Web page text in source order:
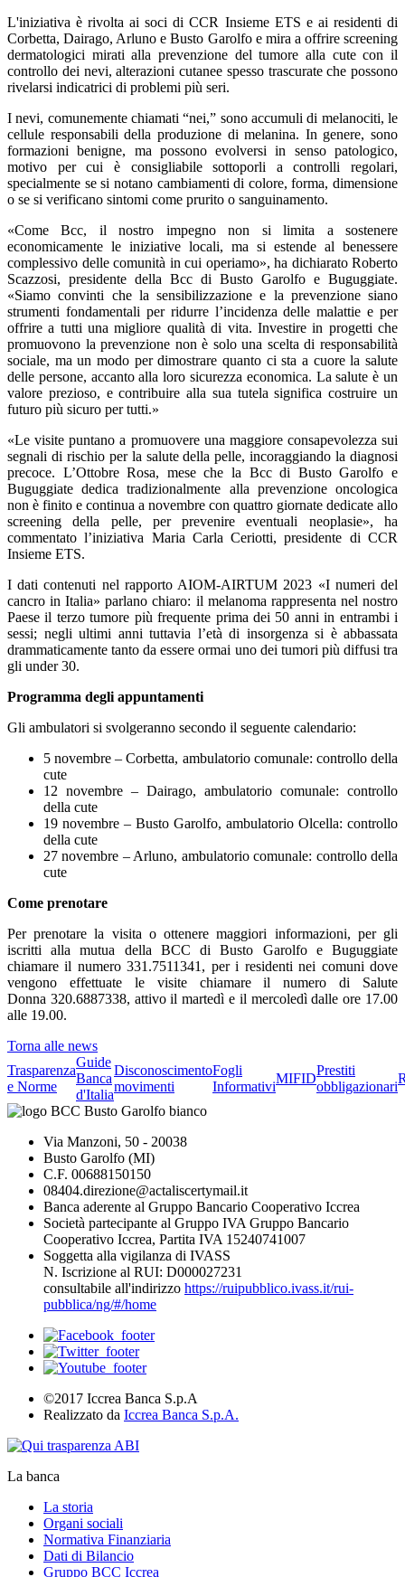
L'iniziativa è rivolta ai soci di CCR Insieme ETS e ai residenti di
Corbetta, Dairago, Arluno e Busto Garolfo e mira a offrire screening
dermatologici mirati alla prevenzione del tumore alla cute con il
controllo dei nevi, alterazioni cutanee spesso trascurate che possono
rivelarsi indicatrici di problemi più seri.
I nevi, comunemente chiamati “nei,” sono accumuli di melanociti, le
cellule responsabili della produzione di melanina. In genere, sono
formazioni benigne, ma possono evolversi in senso patologico,
motivo per cui è consigliabile sottoporli a controlli regolari,
specialmente se si notano cambiamenti di colore, forma, dimensione
o se si verificano sintomi come prurito o sanguinamento.
«Come Bcc, il nostro impegno non si limita a sostenere
economicamente le iniziative locali, ma si estende al benessere
complessivo delle comunità in cui operiamo», ha dichiarato Roberto
Scazzosi, presidente della Bcc di Busto Garolfo e Buguggiate.
«Siamo convinti che la sensibilizzazione e la prevenzione siano
strumenti fondamentali per ridurre l’incidenza delle malattie e per
offrire a tutti una migliore qualità di vita. Investire in progetti che
promuovono la prevenzione non è solo una scelta di responsabilità
sociale, ma un modo per dimostrare quanto ci sta a cuore la salute
delle persone, accanto alla loro sicurezza economica. La salute è un
valore prezioso, e contribuire alla sua tutela significa costruire un
futuro più sicuro per tutti.»
«Le visite puntano a promuovere una maggiore consapevolezza sui
segnali di rischio per la salute della pelle, incoraggiando la diagnosi
precoce. L’Ottobre Rosa, mese che la Bcc di Busto Garolfo e
Buguggiate dedica tradizionalmente alla prevenzione oncologica
non è finito e continua a novembre con quattro giornate dedicate allo
screening della pelle, per prevenire eventuali neoplasie», ha
commentato l’iniziativa Maria Carla Ceriotti, presidente di CCR
Insieme ETS.
I dati contenuti nel rapporto AIOM-AIRTUM 2023 «I numeri del
cancro in Italia» parlano chiaro: il melanoma rappresenta nel nostro
Paese il terzo tumore più frequente prima dei 50 anni in entrambi i
sessi; negli ultimi anni tuttavia l’età di insorgenza si è abbassata
drammaticamente tanto da essere ormai uno dei tumori più diffusi tra
gli under 30.
Programma degli appuntamenti
Gli ambulatori si svolgeranno secondo il seguente calendario:
5 novembre – Corbetta, ambulatorio comunale: controllo della
cute
12 novembre – Dairago, ambulatorio comunale: controllo
della cute
19 novembre – Busto Garolfo, ambulatorio Olcella: controllo
della cute
27 novembre – Arluno, ambulatorio comunale: controllo della
cute
Come prenotare
Per prenotare la visita o ottenere maggiori informazioni, per gli
iscritti alla mutua della BCC di Busto Garolfo e Buguggiate
chiamare il numero 331.7511341, per i residenti nei comuni dove
vengono effettuate le visite chiamare il numero di Salute
Donna 320.6887338, attivo il martedì e il mercoledì dalle ore 17.00
alle 19.00.
Torna alle news
Trasparenza
e Norme
Guide
Banca
d'Italia
Disconoscimento
movimenti
Fogli
Informativi
MIFID
Prestiti
obbligazionari
Via Manzoni, 50 - 20038
Busto Garolfo (MI)
C.F. 00688150150
08404.direzione@actaliscertymail.it
Banca aderente al Gruppo Bancario Cooperativo Iccrea
Società partecipante al Gruppo IVA Gruppo Bancario
Cooperativo Iccrea, Partita IVA 15240741007
Soggetta alla vigilanza di IVASS
N. Iscrizione al RUI: D000027231
consultabile all'indirizzo https://ruipubblico.ivass.it/rui-
pubblica/ng/#/home
©2017 Iccrea Banca S.p.A
Realizzato da Iccrea Banca S.p.A.
La banca
La storia
Organi sociali
Normativa Finanziaria
Dati di Bilancio
Gruppo BCC Iccrea